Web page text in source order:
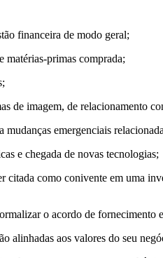
financeira de modo geral;
matérias-primas comprada;
de imagem, de relacionamento
emergenciais
e chegada de novas tecnologias;
como conivente em uma
o acordo de fornecimento
alinhadas aos valores do seu